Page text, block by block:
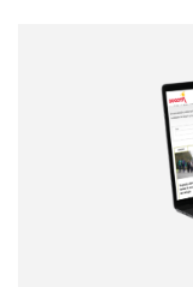
Correo
Tipo de